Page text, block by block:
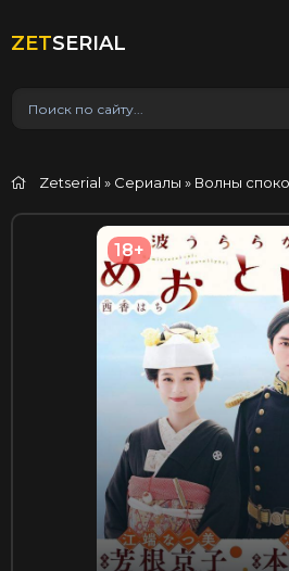
ZETSERIAL
Zetserial » Сериалы » Волны
18+